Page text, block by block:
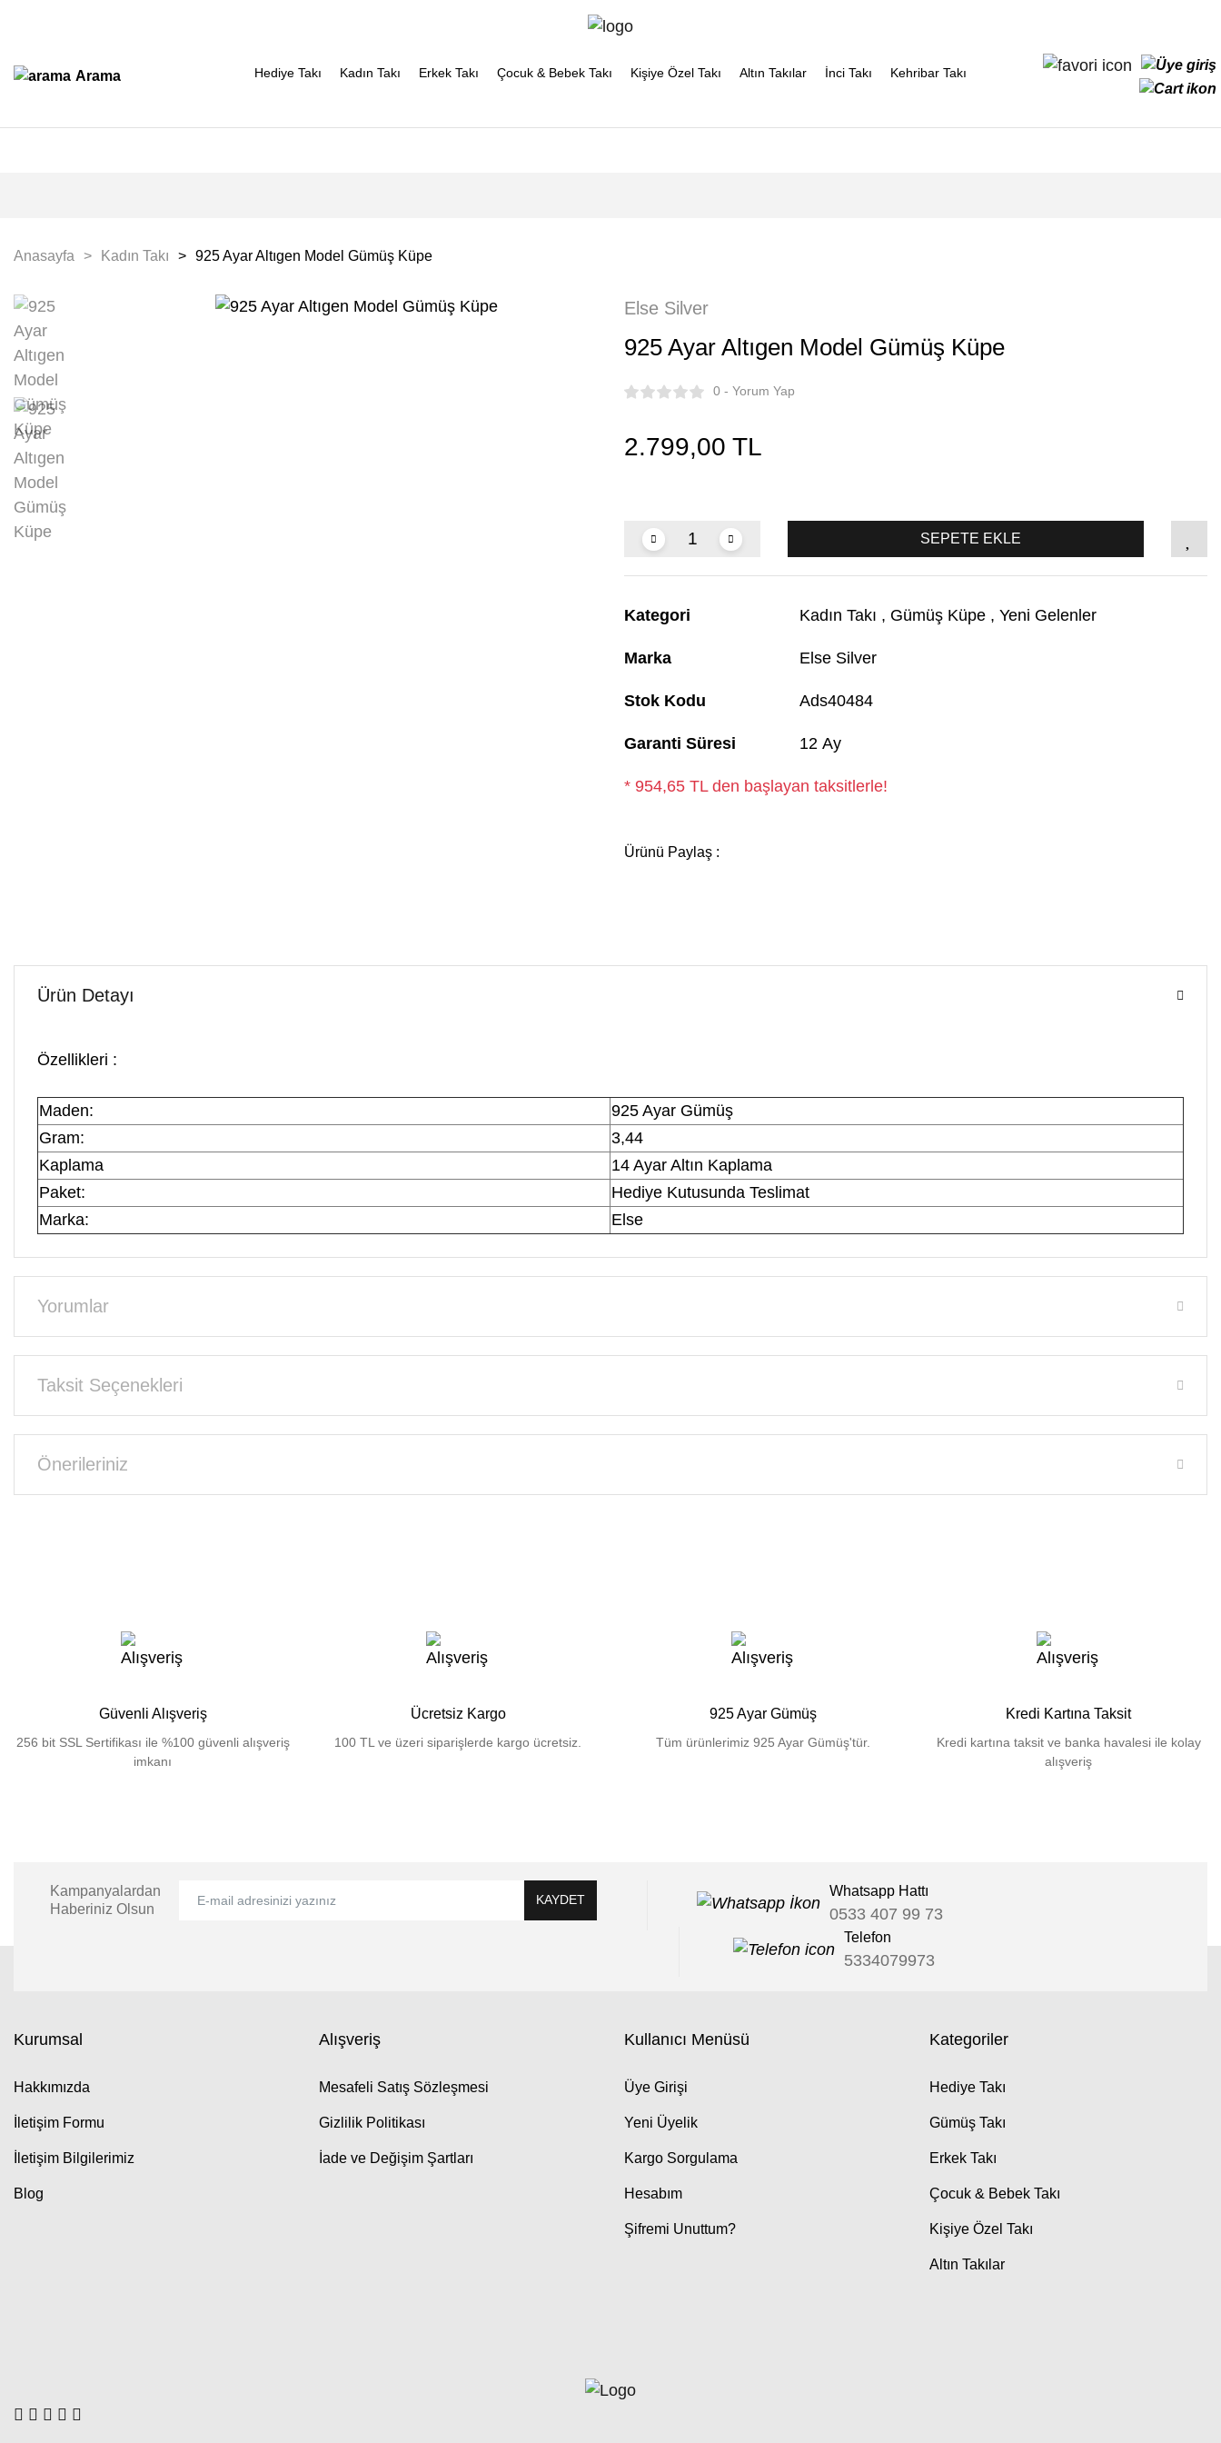
Arama Hediye Takı Kadın Takı Erkek Takı Çocuk & Bebek Takı Kişiye Özel Takı Altın Takılar İnci Takı Kehribar Takı
Anasayfa Kadın Takı 925 Ayar Altıgen Model Gümüş Küpe
Else Silver
925 Ayar Altıgen Model Gümüş Küpe
0 - Yorum Yap
2.799,00 TL
SEPETE EKLE
Kategori Kadın Takı , Gümüş Küpe , Yeni Gelenler
Marka Else Silver
Stok Kodu Ads40484
Garanti Süresi 12 Ay
* 954,65 TL den başlayan taksitlerle!
Ürünü Paylaş :
Ürün Detayı
Özellikleri :
Maden:
925 Ayar Gümüş
Gram:
3,44
Kaplama
14 Ayar Altın Kaplama
Paket:
Hediye Kutusunda Teslimat
Marka:
Else
Yorumlar
Taksit Seçenekleri
Önerileriniz
Güvenli Alışveriş
256 bit SSL Sertifikası ile %100 güvenli alışveriş
imkanı
Ücretsiz Kargo
100 TL ve üzeri siparişlerde kargo ücretsiz.
925 Ayar Gümüş
Tüm ürünlerimiz 925 Ayar Gümüş'tür.
Kredi Kartına Taksit
Kredi kartına taksit ve banka havalesi ile kolay
alışveriş
Kampanyalardan
Haberiniz Olsun
KAYDET
Whatsapp Hattı
0533 407 99 73
Telefon
5334079973
Kurumsal
Hakkımızda
İletişim Formu
İletişim Bilgilerimiz
Blog
Alışveriş
Mesafeli Satış Sözleşmesi
Gizlilik Politikası
İade ve Değişim Şartları
Kullanıcı Menüsü
Üye Girişi
Yeni Üyelik
Kargo Sorgulama
Hesabım
Şifremi Unuttum?
Kategoriler
Hediye Takı
Gümüş Takı
Erkek Takı
Çocuk & Bebek Takı
Kişiye Özel Takı
Altın Takılar